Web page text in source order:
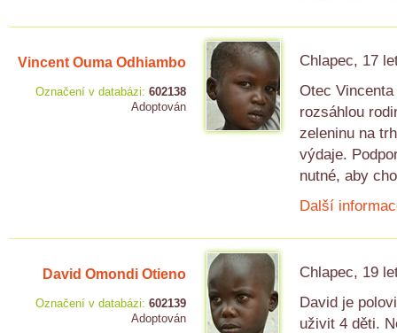
Vincent Ouma Odhiambo
Označení v databázi: 602138
Adoptován
Chlapec, 17
Otec
rozsáhlou
zeleninu na
výdaje.
nutné, aby
Další
David Omondi Otieno
Označení v databázi: 602139
Adoptován
Chlapec, 19
David je
uživit 4 děti.